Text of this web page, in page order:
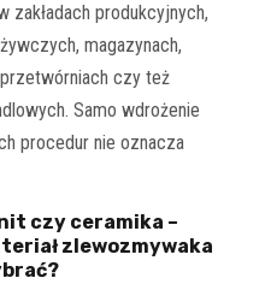
zakładach produkcyjnych,
magazynach,
przetwórniach czy też
Samo wdrożenie
procedur nie oznacza
czy ceramika –
zlewozmywaka